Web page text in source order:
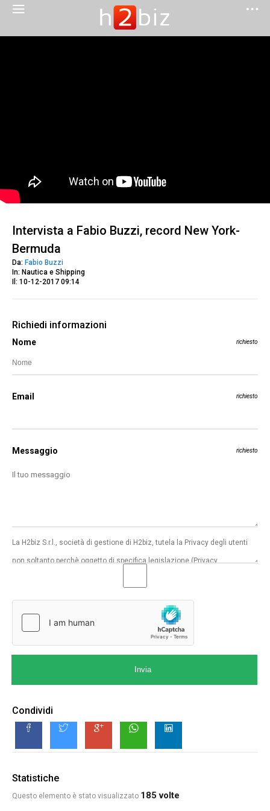
Intervista a Fabio Buzzi, record New York-
Bermuda
Da: Fabio Buzzi
In: Nautica e Shipping
Il: 10-12-2017 09:14
Richiedi informazioni
Nome richiesto
Email richiesto
Messaggio richiesto
Invia
Condividi
Statistiche
Questo elemento è stato visualizzato 185 volte